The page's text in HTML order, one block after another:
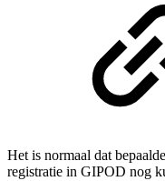
Het is normaal dat
registratie in GIPOD nog